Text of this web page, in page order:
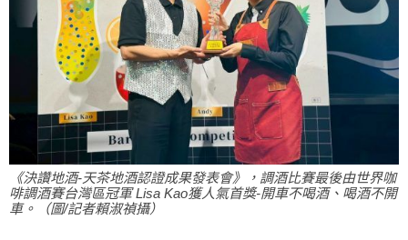
《決讚地酒-天茶地酒認證成果發表會》，調酒比賽最後由世界咖
啡調酒賽台灣區冠軍 Lisa Kao獲人氣首獎-開車不喝酒、喝酒不開
車。（圖/記者賴淑禎攝）